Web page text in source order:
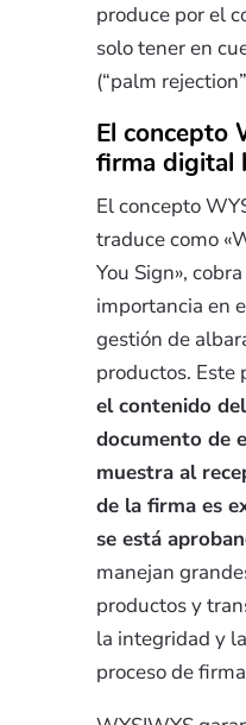
produce por el
solo tener en
(“palm
El concepto
firma digital
El concepto
traduce como
You Sign»,
importancia en
gestión de
productos. Este
el contenido
documento de
muestra al
de la firma es
se está
manejan
productos y
la integridad y
proceso de